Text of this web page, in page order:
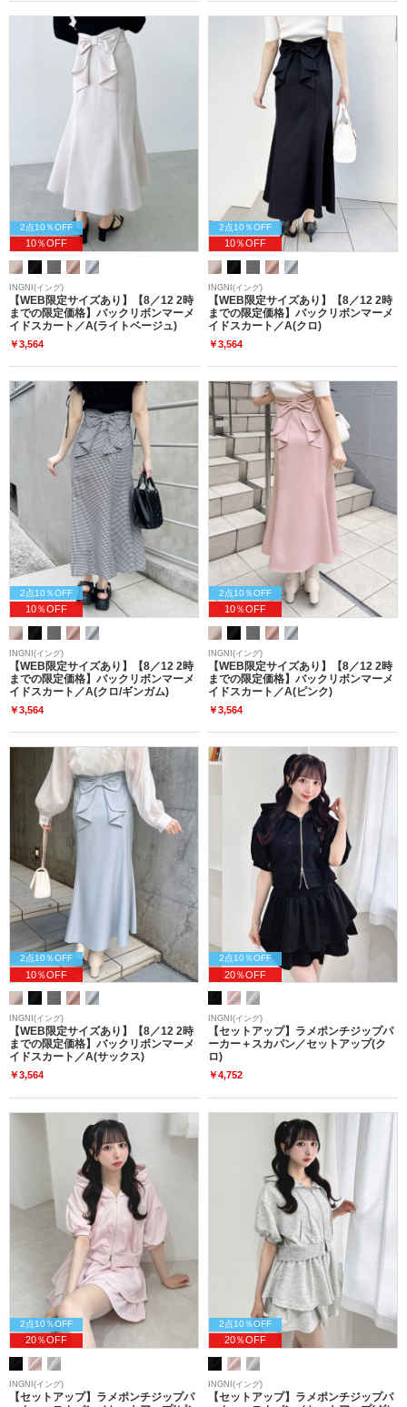
2点10％OFF
10％OFF
INGNI(イング)
【WEB限定サイズあり】【8／12 2時
までの限定価格】バックリボンマーメ
イドスカート／A(ライトベージュ)
￥3,564
2点10％OFF
10％OFF
INGNI(イング)
【WEB限定サイズあり】【8／12 2時
までの限定価格】バックリボンマーメ
イドスカート／A(クロ)
￥3,564
2点10％OFF
10％OFF
INGNI(イング)
【WEB限定サイズあり】【8／12 2時
までの限定価格】バックリボンマーメ
イドスカート／A(クロ/ギンガム)
￥3,564
2点10％OFF
10％OFF
INGNI(イング)
【WEB限定サイズあり】【8／12 2時
までの限定価格】バックリボンマーメ
イドスカート／A(ピンク)
￥3,564
2点10％OFF
10％OFF
INGNI(イング)
【WEB限定サイズあり】【8／12 2時
までの限定価格】バックリボンマーメ
イドスカート／A(サックス)
￥3,564
2点10％OFF
20％OFF
INGNI(イング)
【セットアップ】ラメポンチジップパ
ーカー＋スカパン／セットアップ(ク
ロ)
￥4,752
2点10％OFF
20％OFF
INGNI(イング)
【セットアップ】ラメポンチジップパ
2点10％OFF
20％OFF
INGNI(イング)
【セットアップ】ラメポンチジップパ